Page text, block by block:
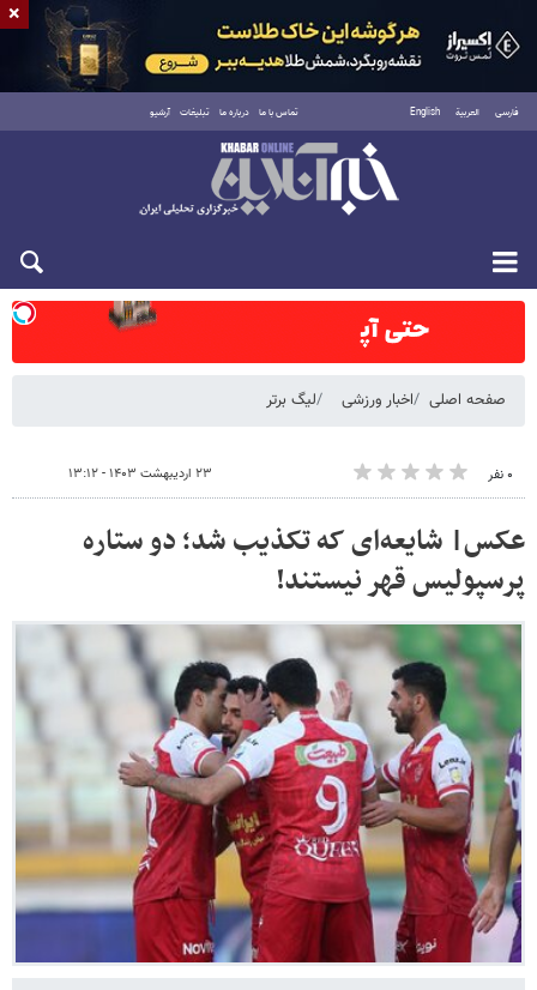
فارسی العربية English تماس با ما درباره ما تبلیغات آرشیو
شنبه ۱۷ مرداد ۱۴۰۵
صفحه اصلی اخبار ورزشی لیگ برتر
۰ نفر ۲۳ اردیبهشت ۱۴۰۳ - ۱۳:۱۲
عکس| شایعه‌ای که تکذیب شد؛ دو ستاره
پرسپولیس قهر نیستند!
×